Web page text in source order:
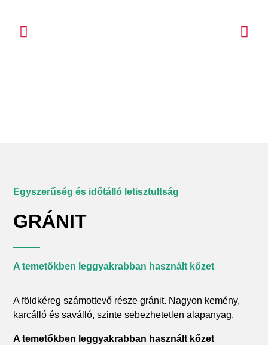
Egyszerűség és időtálló letisztultság
GRÁNIT
A temetőkben leggyakrabban használt kőzet
A földkéreg számottevő része gránit. Nagyon kemény,
karcálló és saválló, szinte sebezhetetlen alapanyag.
A temetőkben leggyakrabban használt kőzet